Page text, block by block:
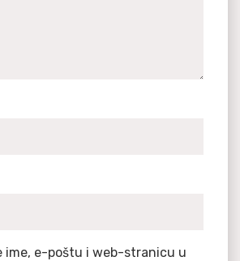
ime, e-poštu i web-stranicu u